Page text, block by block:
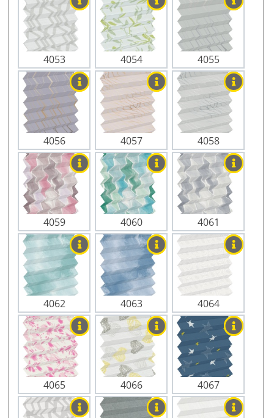
4053 4054 4055
4056 4057 4058
4059 4060 4061
4062 4063 4064
4065 4066 4067